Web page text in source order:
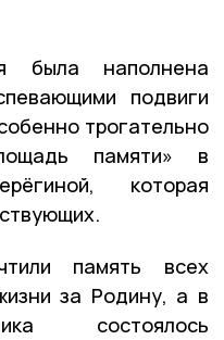
была наполнена
подвиги
трогательно
памяти» в
которая
память всех
за Родину, а в
состоялось